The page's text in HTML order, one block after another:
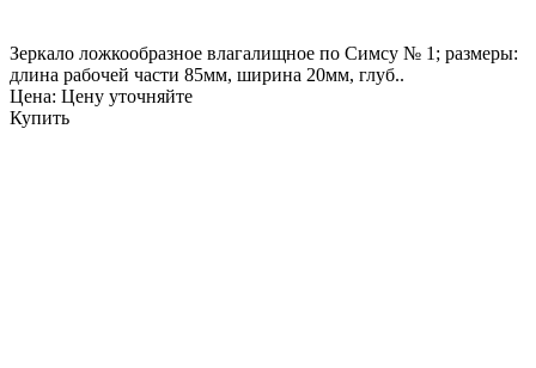
Зеркало ложкообразное влагалищное по Симсу № 1; размеры:
длина рабочей части 85мм, ширина 20мм, глуб..
Цена: Цену уточняйте
Купить